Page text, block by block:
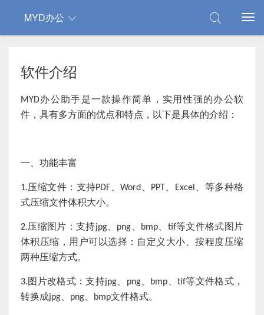
MYD办公
软件介绍
MYD办公助手是一款操作简单，实用性强的办公软
件，具有多方面的优点和特点，以下是具体的介绍：
一、功能丰富
1.压缩文件：支持PDF 、Word PPT Excel
、等多种格
式压缩文件体积大小。
2.压缩图片：支持jpg、 png bmp tif等文件格式图片
体积压缩，用户可以选择：自定义大小、按程度压缩
两种压缩方式。
3.图片改格式：支持jpg png、 bmp 、tif等文件格式，
转换成jpg png bmp文件格式。